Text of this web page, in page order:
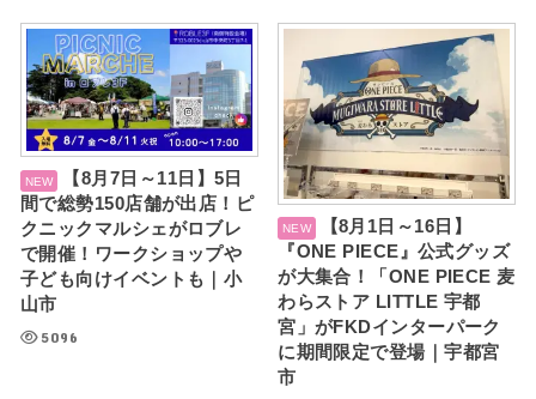
【8月7日～11日】5日
間で総勢150店舗が出店！ピ
クニックマルシェがロブレ
で開催！ワークショップや
子ども向けイベントも｜小
山市
5096
【8月1日～16日】
『ONE PIECE』公式グッズ
が大集合！「ONE PIECE 麦
わらストア LITTLE 宇都
宮」がFKDインターパーク
に期間限定で登場｜宇都宮
市